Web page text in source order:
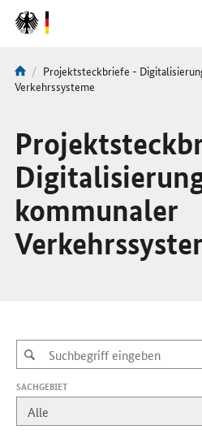
DirektZu:
Navigation
Sie
sind
Aktuelle
Seite:
Projektsteckbriefe -
Verkehrssysteme
kommunaler
SACHGEBIET